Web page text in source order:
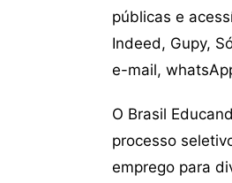
públicas e
Indeed, Gupy,
e-mail,
O Brasil
processo
emprego para